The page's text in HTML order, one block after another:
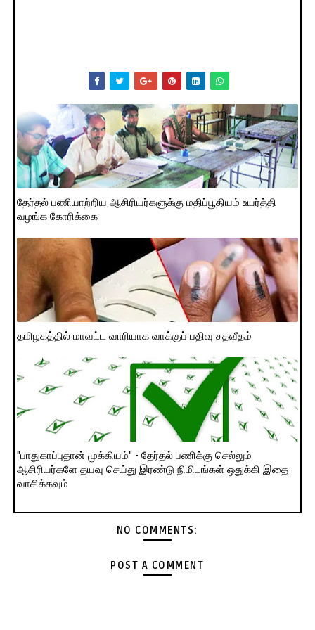
தேர்தல் பணியாற்றிய ஆசிரியர்களுக்கு மதிப்பூதியம் உயர்த்தி
வழங்க கோரிக்கை
தமிழகத்தில் மாவட்ட வாரியாக வாக்குப் பதிவு சதவீதம்
"பாதுகாப்புதான் முக்கியம்" - தேர்தல் பணிக்கு செல்லும்
ஆசிரியர்களே தயவு செய்து இரண்டு நிமிடங்கள் ஒதுக்கி இதை
வாசிக்கவும்
NO COMMENTS:
POST A COMMENT